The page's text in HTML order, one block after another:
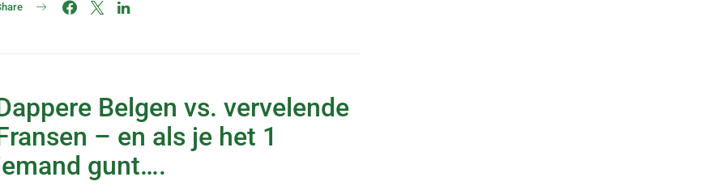
Belgen vs. vervelende
– en als je het 1
gunt….